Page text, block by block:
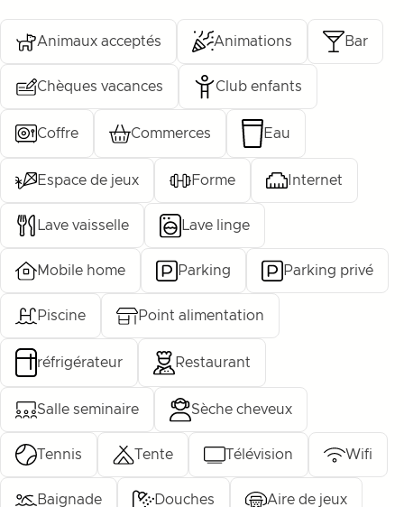
Animaux acceptés Animations Bar
Chèques vacances Club enfants
Coffre Commerces Eau
Espace de jeux Forme Internet
Lave vaisselle Lave linge
Mobile home Parking Parking privé
Piscine Point alimentation
réfrigérateur Restaurant
Salle seminaire Sèche cheveux
Tennis Tente Télévision Wifi
Baignade Douches Aire de jeux